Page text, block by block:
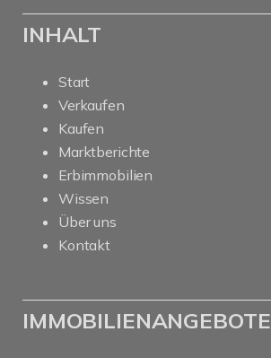
INHALT
Start
Verkaufen
Kaufen
Marktberichte
Erbimmobilien
Wissen
Über uns
Kontakt
IMMOBILIENANGEBOTE